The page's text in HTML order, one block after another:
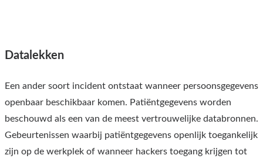
Datalekken
Een ander soort incident ontstaat wanneer persoonsgegevens
openbaar beschikbaar komen. Patiëntgegevens worden
beschouwd als een van de meest vertrouwelijke databronnen.
Gebeurtenissen waarbij patiëntgegevens openlijk toegankelijk
zijn op de werkplek of wanneer hackers toegang krijgen tot